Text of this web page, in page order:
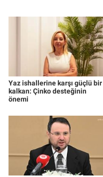
Yaz ishallerine karşı güçlü bir
kalkan: Çinko desteğinin
önemi